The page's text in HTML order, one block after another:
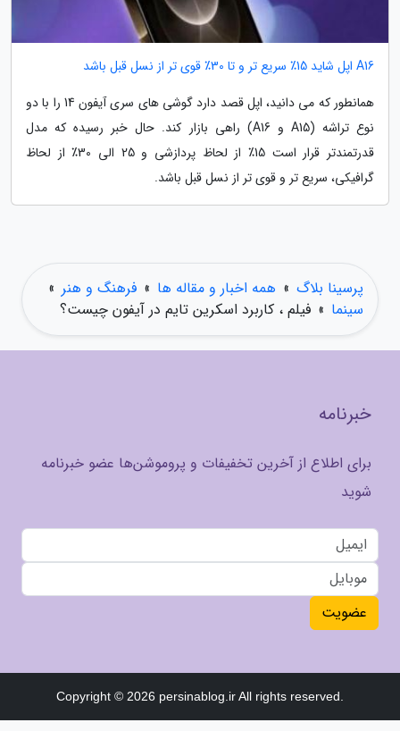
A16 اپل شاید 15٪ سریع تر و تا 30٪ قوی تر از نسل قبل باشد
همانطور که می دانید، اپل قصد دارد گوشی های سری آیفون 14 را با دو
نوع تراشه (A15 و A16) راهی بازار کند. حال خبر رسیده که مدل
قدرتمندتر قرار است 15٪ از لحاظ پردازشی و 25 الی 30٪ از لحاظ
گرافیکی، سریع تر و قوی تر از نسل قبل باشد.
پرسینا بلاگ » همه اخبار و مقاله ها » فرهنگ و هنر »
سینما » فیلم ، کاربرد اسکرین تایم در آیفون چیست؟
خبرنامه
برای اطلاع از آخرین تخفیفات و پروموشن‌ها عضو خبرنامه
شوید
عضویت
Copyright © 2026 persinablog.ir All rights reserved.